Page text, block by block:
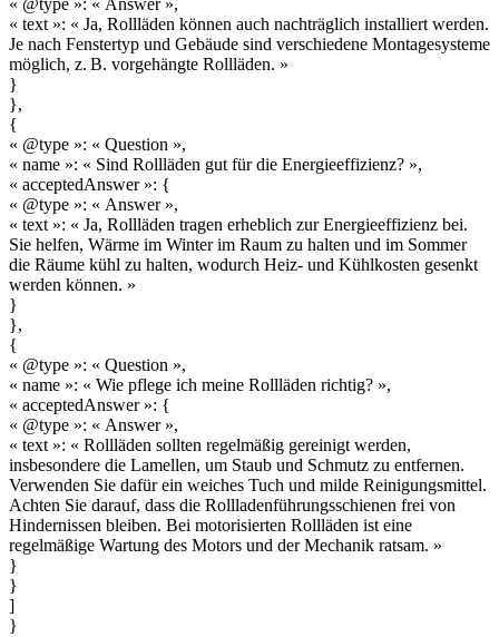
« @type »: « Answer »,
« text »: « Ja, Rollläden können auch nachträglich installiert werden.
Je nach Fenstertyp und Gebäude sind verschiedene Montagesysteme
möglich, z. B. vorgehängte Rollläden. »
}
},
{
« @type »: « Question »,
« name »: « Sind Rollläden gut für die Energieeffizienz? »,
« acceptedAnswer »: {
« @type »: « Answer »,
« text »: « Ja, Rollläden tragen erheblich zur Energieeffizienz bei.
Sie helfen, Wärme im Winter im Raum zu halten und im Sommer
die Räume kühl zu halten, wodurch Heiz- und Kühlkosten gesenkt
werden können. »
}
},
{
« @type »: « Question »,
« name »: « Wie pflege ich meine Rollläden richtig? »,
« acceptedAnswer »: {
« @type »: « Answer »,
« text »: « Rollläden sollten regelmäßig gereinigt werden,
insbesondere die Lamellen, um Staub und Schmutz zu entfernen.
Verwenden Sie dafür ein weiches Tuch und milde Reinigungsmittel.
Achten Sie darauf, dass die Rollladenführungsschienen frei von
Hindernissen bleiben. Bei motorisierten Rollläden ist eine
regelmäßige Wartung des Motors und der Mechanik ratsam. »
}
}
]
}